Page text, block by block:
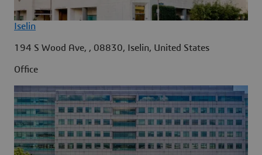
Iselin
194 S Wood Ave, , 08830, Iselin, United States
Office